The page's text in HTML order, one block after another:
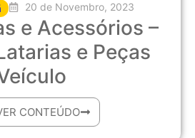
20 de Novembro, 2023
e Acessórios –
e Peças
CONTEÚDO